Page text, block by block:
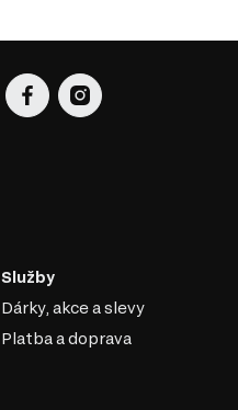
Služby
Dárky, akce a slevy
Platba a doprava